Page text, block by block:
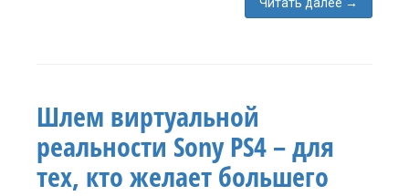
HTC
Vive,
NBA
2KVR
Expirience,
PSVR,
Шлем виртуальной
реальности Sony PS4 – для
тех, кто желает большего